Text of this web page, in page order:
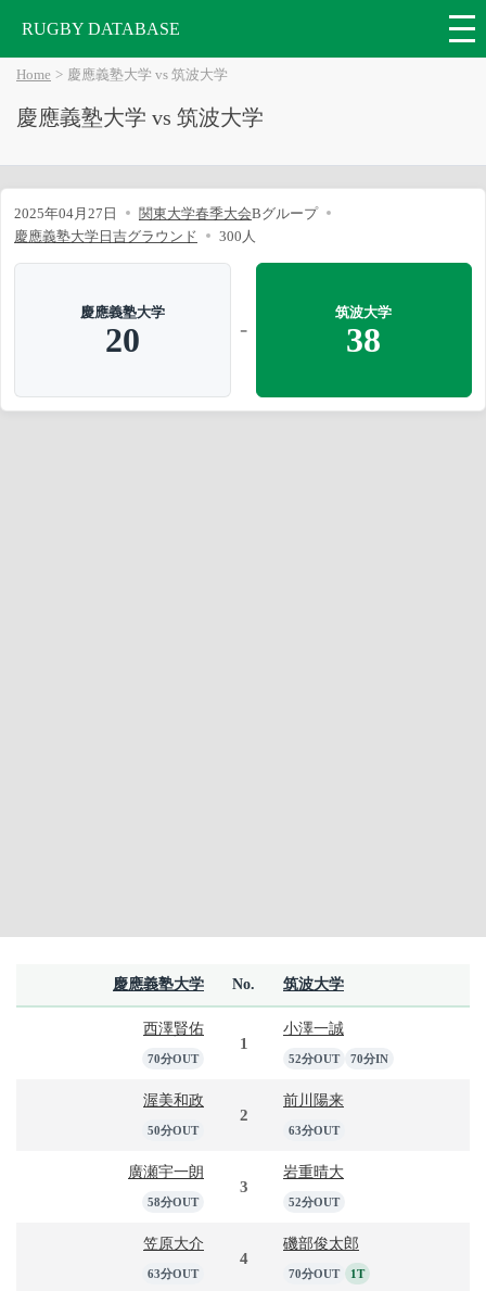
RUGBY DATABASE
Home 慶應義塾大学 vs 筑波大学
慶應義塾大学 vs 筑波大学
2025年04月27日 関東大学春季大会Bグループ
慶應義塾大学日吉グラウンド
300人
慶應義塾大学
20 -
筑波大学
38
慶應義塾大学 No. 筑波大学
西澤賢佑
70分OUT
1
小澤一誠
52分OUT 70分IN
渥美和政
50分OUT
2
前川陽来
63分OUT
廣瀬宇一朗
58分OUT
3
岩重晴大
52分OUT
笠原大介
63分OUT
4
磯部俊太郎
70分OUT 1T